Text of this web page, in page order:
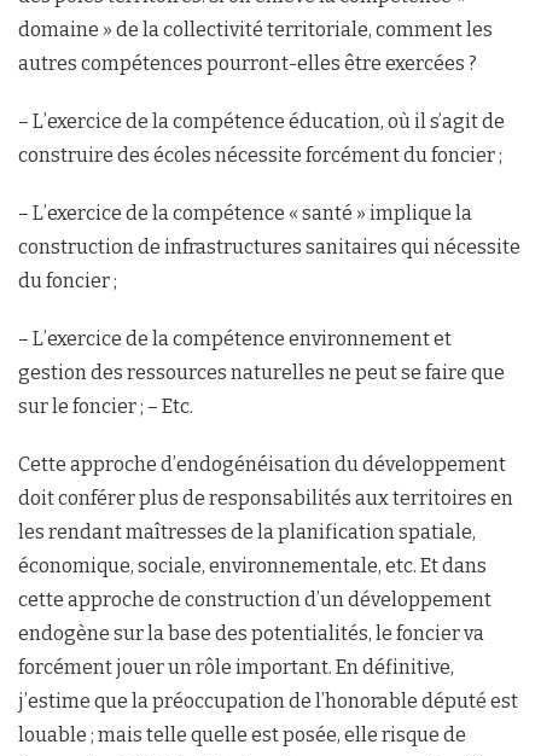
domaine » de la collectivité territoriale, comment les
autres compétences pourront-elles être exercées ?
– L’exercice de la compétence éducation, où il s’agit de
construire des écoles nécessite forcément du foncier ;
– L’exercice de la compétence « santé » implique la
construction de infrastructures sanitaires qui nécessite
du foncier ;
– L’exercice de la compétence environnement et
gestion des ressources naturelles ne peut se faire que
sur le foncier ; – Etc.
Cette approche d’endogénéisation du développement
doit conférer plus de responsabilités aux territoires en
les rendant maîtresses de la planification spatiale,
économique, sociale, environnementale, etc. Et dans
cette approche de construction d’un développement
endogène sur la base des potentialités, le foncier va
forcément jouer un rôle important. En définitive,
j’estime que la préoccupation de l’honorable député est
louable ; mais telle quelle est posée, elle risque de